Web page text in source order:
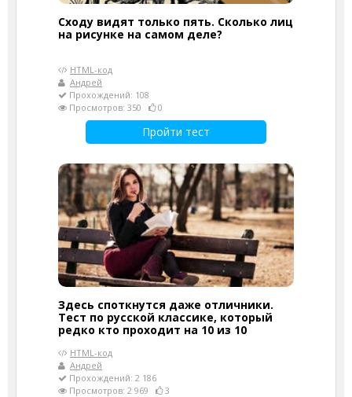
Сходу видят только пять. Сколько лиц
на рисунке на самом деле?
HTML-код
Андрей
Прохождений: 108
Просмотров: 350
0
Пройти тест
Здесь споткнутся даже отличники.
Тест по русской классике, который
редко кто проходит на 10 из 10
HTML-код
Андрей
Прохождений: 2 186
Просмотров: 2 969
3